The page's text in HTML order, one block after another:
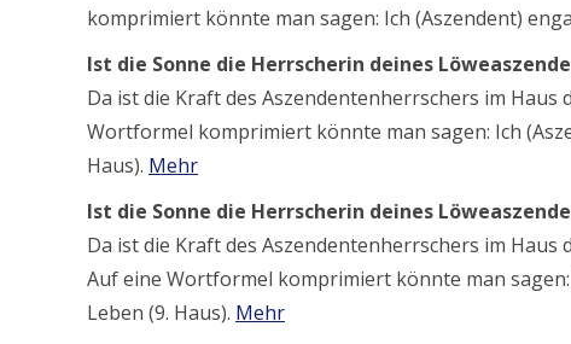
komprimiert könnte man sagen: Ich (Aszendent)
Ist die Sonne die Herrscherin deines
Da ist die Kraft des Aszendentenherrschers im
Wortformel komprimiert könnte man sagen: Ich
Haus). Mehr
Ist die Sonne die Herrscherin deines
Da ist die Kraft des Aszendentenherrschers im
Auf eine Wortformel komprimiert könnte man
Leben (9. Haus). Mehr